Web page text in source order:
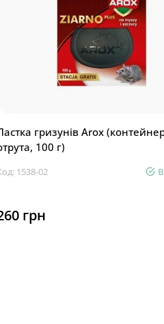
гризунів Arox
100 г)
1538-02
грн